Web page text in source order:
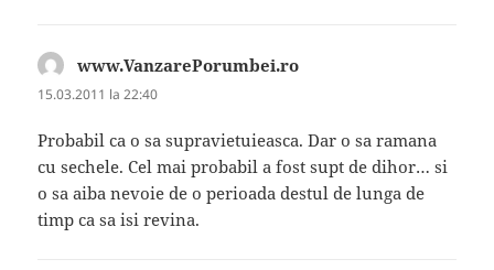
www.VanzarePorumbei.ro
15.03.2011 la 22:40
Probabil ca o sa supravietuieasca. Dar o sa ramana
cu sechele. Cel mai probabil a fost supt de dihor… si
o sa aiba nevoie de o perioada destul de lunga de
timp ca sa isi revina.